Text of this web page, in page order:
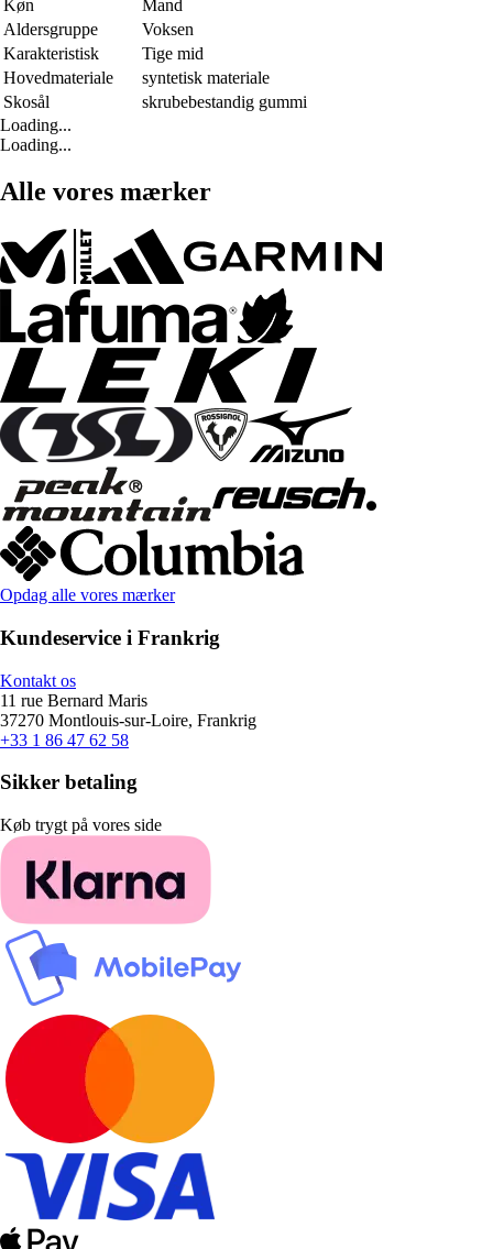
Køn
Mand
Aldersgruppe
Voksen
Karakteristisk
Tige mid
Hovedmateriale
syntetisk materiale
Skosål
skrubebestandig gummi
Loading...
Loading...
Alle vores mærker
Opdag alle vores mærker
Kundeservice i Frankrig
Kontakt os
11 rue Bernard Maris
37270 Montlouis-sur-Loire, Frankrig
+33 1 86 47 62 58
Sikker betaling
Køb trygt på vores side